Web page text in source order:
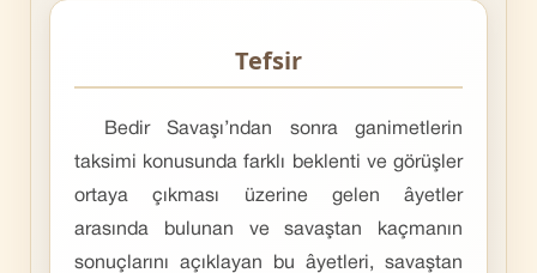
Tefsir
Bedir Savaşı’ndan sonra ganimetlerin
taksimi konusunda farklı beklenti ve görüşler
ortaya çıkması üzerine gelen âyetler
arasında bulunan ve savaştan kaçmanın
sonuçlarını açıklayan bu âyetleri, savaştan